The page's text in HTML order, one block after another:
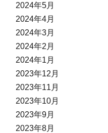
2024年5月
2024年4月
2024年3月
2024年2月
2024年1月
2023年12月
2023年11月
2023年10月
2023年9月
2023年8月